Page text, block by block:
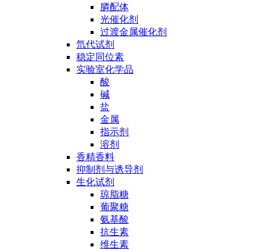
膦配体
光催化剂
过渡金属催化剂
氘代试剂
稳定同位素
实验室化学品
酸
碱
盐
金属
指示剂
溶剂
香精香料
抑制剂与诱导剂
生化试剂
琼脂糖
葡聚糖
氨基酸
抗生素
维生素